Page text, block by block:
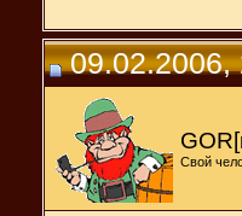
09.02.2006,
Свой